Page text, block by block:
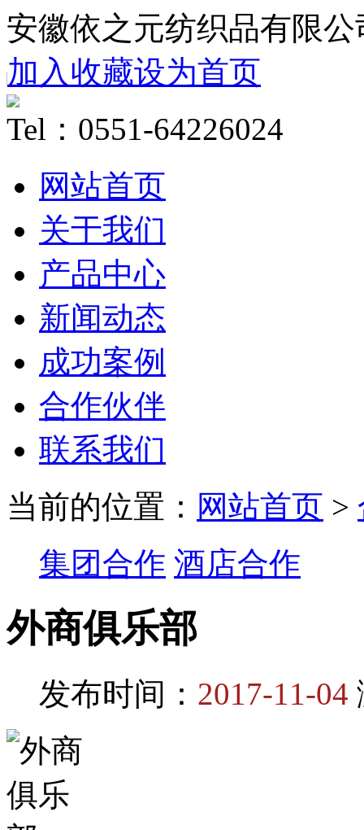
安徽依之元纺织品有限公
加入收藏设为首页
Tel：0551-64226024
网站首页
关于我们
产品中心
新闻动态
成功案例
合作伙伴
联系我们
当前的位置： 网站首页 >
集团合作 酒店合作
外商俱乐部
发布时间： 2017-11-04